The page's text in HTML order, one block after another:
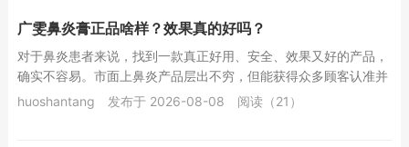
广雯鼻炎膏正品啥样？效果真的好吗？
对于鼻炎患者来说，找到一款真正好用、安全、效果又好的产品，
确实不容易。市面上鼻炎产品层出不穷，但能获得众多顾客认准并
反复复购的，少之又少。广雯鼻炎膏就是其中一款...
huoshantang 发布于 2026-08-08 阅读（21）